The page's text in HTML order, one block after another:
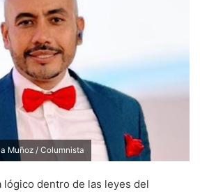
Muñoz / Columnista
lógico dentro de las leyes del